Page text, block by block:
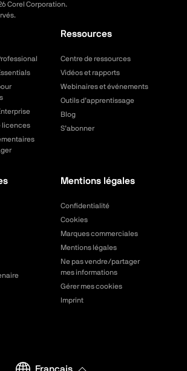
Corel Corporation.
licences
Ressources
Centre de ressources
Vidéos et rapports
Webinaires et événements
Outils d’apprentissage
Blog
S’abonner
Mentions légales
Confidentialité
Cookies
Marques commerciales
Mentions légales
Ne pas vendre/partager
mes informations
Gérer mes cookies
Imprint